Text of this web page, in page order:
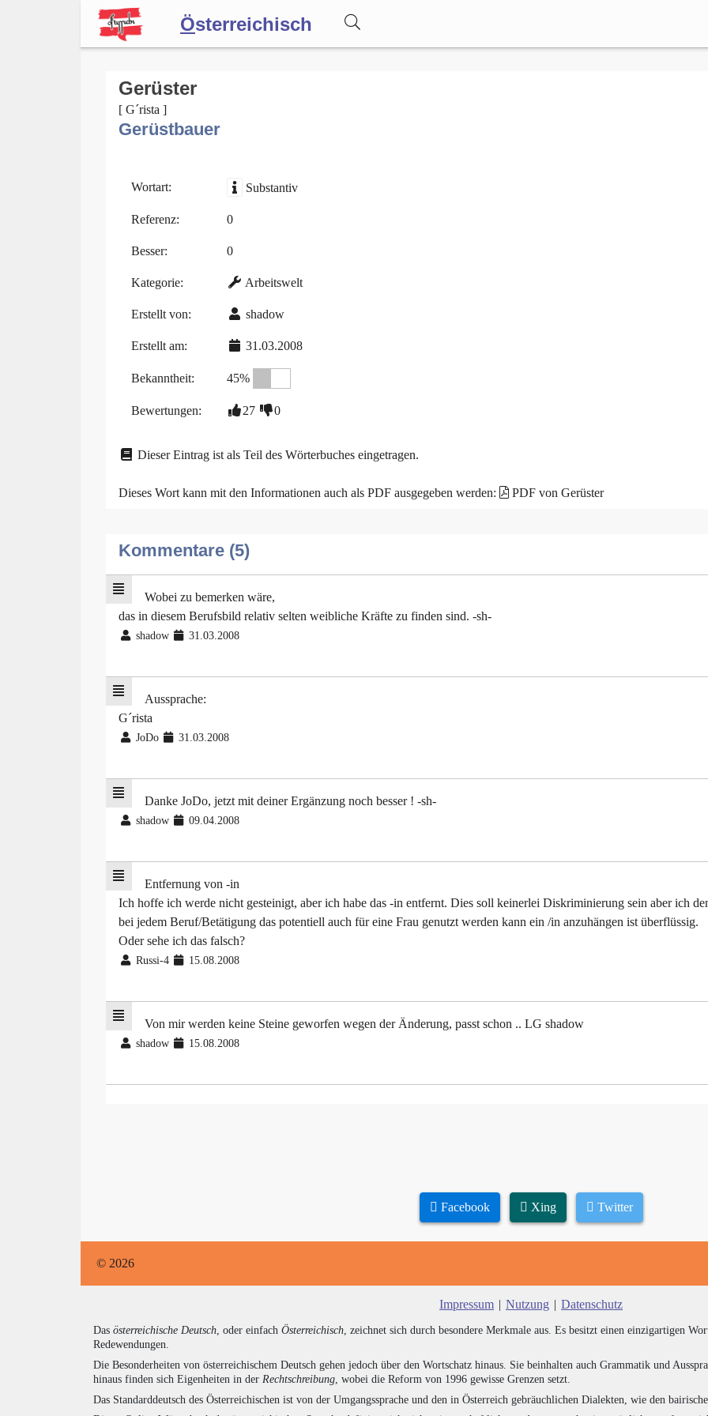
Österreichisch
Forum
Blog
Gerüster
[ G´rista ]
Gerüstbauer
Wortart: Substantiv
Referenz: 0
Besser: 0
Kategorie: Arbeitswelt
Erstellt von: shadow
Erstellt am: 31.03.2008
Bekanntheit: 45%
Bewertungen: 27 0
Dieser Eintrag ist als Teil des Wörterbuches eingetragen.
Dieses Wort kann mit den Informationen auch als PDF ausgegeben werden: PDF von Gerüster
Kommentare (5)
Wobei zu bemerken wäre,
das in diesem Berufsbild relativ selten weibliche Kräfte zu finden sind. -sh-
shadow 31.03.2008
Aussprache:
G´rista
JoDo 31.03.2008
Danke JoDo, jetzt mit deiner Ergänzung noch besser ! -sh-
shadow 09.04.2008
Entfernung von -in
Ich hoffe ich werde nicht gesteinigt, aber ich habe das -in entfernt. Dies soll keinerlei Diskriminierung sein aber ich
bei jedem Beruf/Betätigung das potentiell auch für eine Frau genutzt werden kann ein /in anzuhängen ist überflüssig.
Oder sehe ich das falsch?
Russi-4 15.08.2008
Von mir werden keine Steine geworfen wegen der Änderung, passt schon .. LG shadow
shadow 15.08.2008
Facebook Xing Twitter
© 2026
Impressum | Nutzung | Datenschutz
Das österreichische Deutsch , oder einfach Österreichisch , zeichnet sich durch besondere Merkmale aus. Es besitzt einen einzigartigen
Redewendungen.
Die Besonderheiten von österreichischem Deutsch gehen jedoch über den Wortschatz hinaus. Sie beinhalten auch Grammatik und
hinaus finden sich Eigenheiten in der Rechtschreibung , wobei die Reform von 1996 gewisse Grenzen setzt.
Das Standarddeutsch des Österreichischen ist von der Umgangssprache und den in Österreich gebräuchlichen Dialekten, wie den